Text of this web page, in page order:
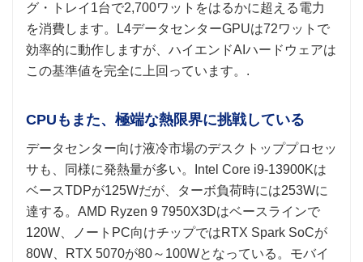
グ・トレイ1台で2,700ワットをはるかに超える電力
を消費します。L4データセンターGPUは72ワットで
効率的に動作しますが、ハイエンドAIハードウェアは
この基準値を完全に上回っています。.
CPUもまた、極端な熱限界に挑戦している
データセンター向け液冷市場のデスクトッププロセッ
サも、同様に発熱量が多い。Intel Core i9-13900Kは
ベースTDPが125Wだが、ターボ負荷時には253Wに
達する。AMD Ryzen 9 7950X3Dはベースラインで
120W、ノートPC向けチップではRTX Spark SoCが
80W、RTX 5070が80～100Wとなっている。モバイ